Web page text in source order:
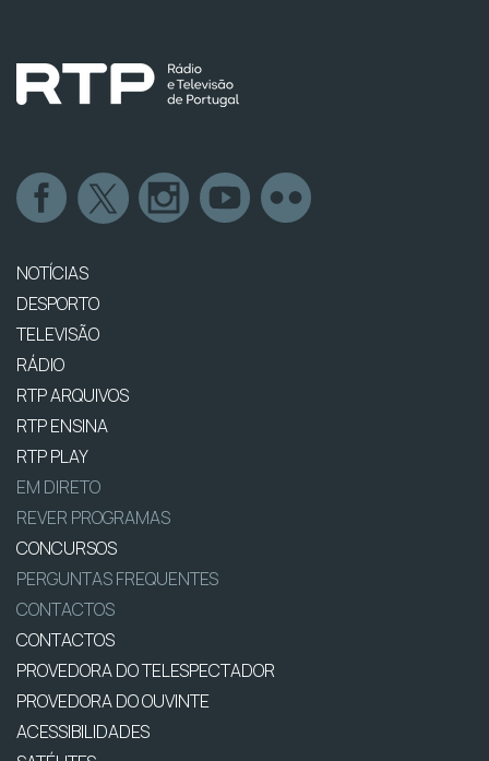
NOTÍCIAS
DESPORTO
TELEVISÃO
RÁDIO
RTP ARQUIVOS
RTP ENSINA
RTP PLAY
EM DIRETO
REVER PROGRAMAS
CONCURSOS
PERGUNTAS FREQUENTES
CONTACTOS
CONTACTOS
PROVEDORA DO TELESPECTADOR
PROVEDORA DO OUVINTE
ACESSIBILIDADES